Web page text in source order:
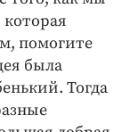
помогите
была
Тогда